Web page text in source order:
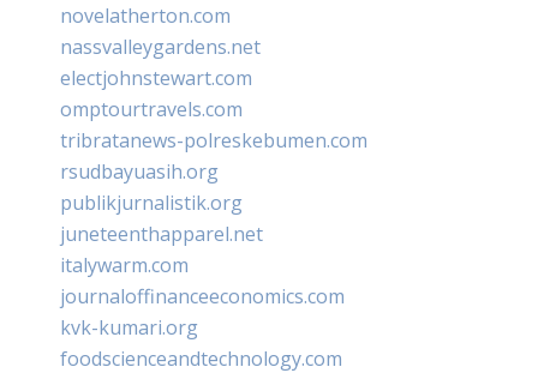
novelatherton.com
nassvalleygardens.net
electjohnstewart.com
omptourtravels.com
tribratanews-polreskebumen.com
rsudbayuasih.org
publikjurnalistik.org
juneteenthapparel.net
italywarm.com
journaloffinanceeconomics.com
kvk-kumari.org
foodscienceandtechnology.com